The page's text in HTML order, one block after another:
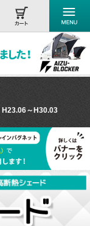
H23.06～H30.03